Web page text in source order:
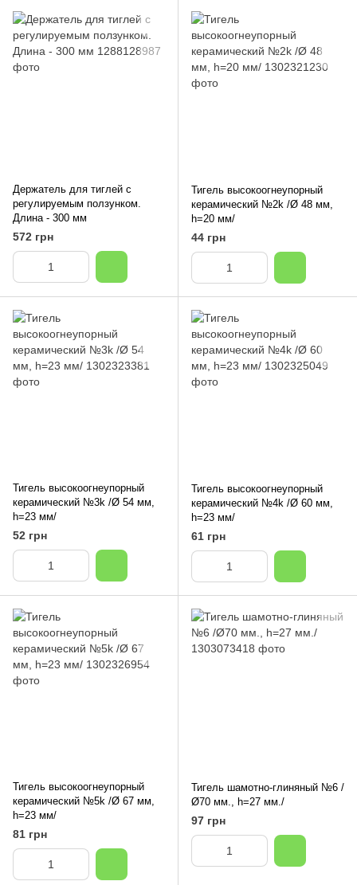
Держатель для тиглей с
регулируемым ползунком.
Длина - 300 мм
572 грн
Тигель высокоогнеупорный
керамический №2k /Ø 48 мм,
h=20 мм/
44 грн
Тигель высокоогнеупорный
керамический №3k /Ø 54 мм,
h=23 мм/
52 грн
Тигель высокоогнеупорный
керамический №4k /Ø 60 мм,
h=23 мм/
61 грн
Тигель высокоогнеупорный
керамический №5k /Ø 67 мм,
h=23 мм/
81 грн
Тигель шамотно-глиняный №6 /
Ø70 мм., h=27 мм./
97 грн